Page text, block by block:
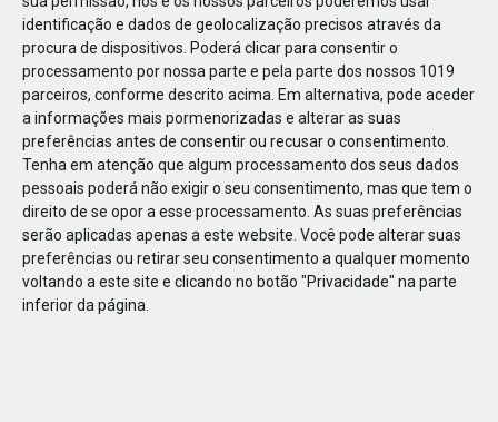
identificação e dados de geolocalização precisos através da
procura de dispositivos. Poderá clicar para consentir o
processamento por nossa parte e pela parte dos nossos 1019
parceiros, conforme descrito acima. Em alternativa, pode aceder
a informações mais pormenorizadas e alterar as suas
preferências antes de consentir ou recusar o consentimento.
Tenha em atenção que algum processamento dos seus dados
pessoais poderá não exigir o seu consentimento, mas que tem o
direito de se opor a esse processamento. As suas preferências
serão aplicadas apenas a este website. Você pode alterar suas
preferências ou retirar seu consentimento a qualquer momento
voltando a este site e clicando no botão "Privacidade" na parte
inferior da página.
50741627930484